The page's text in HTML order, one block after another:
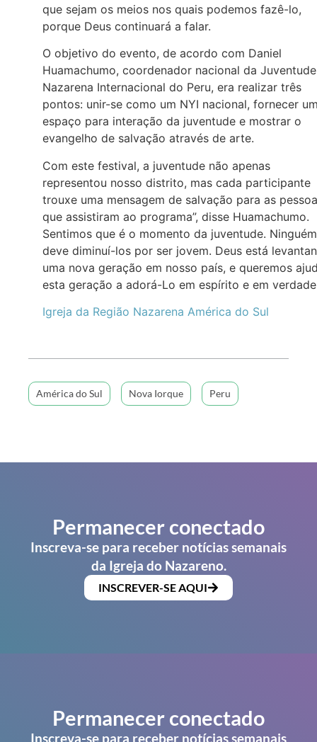
que sejam os meios nos quais podemos fazê-lo,
porque Deus continuará a falar.
O objetivo do evento, de acordo com Daniel
Huamachumo, coordenador nacional da Juventude
Nazarena Internacional do Peru, era realizar três
pontos: unir-se como um NYI nacional, fornecer
espaço para interação da juventude e mostrar o
evangelho de salvação através de arte.
Com este festival, a juventude não apenas
representou nosso distrito, mas cada participante
trouxe uma mensagem de salvação para as
que assistiram ao programa”, disse Huamachumo.
Sentimos que é o momento da juventude. Ninguém
deve diminuí-los por ser jovem. Deus está
uma nova geração em nosso país, e queremos
esta geração a adorá-Lo em espírito e em
Igreja da Região Nazarena América do Sul
América do Sul Nova Iorque Peru
Permanecer conectado
Inscreva-se para receber notícias semanais
da Igreja do Nazareno.
INSCREVER-SE AQUI
Permanecer conectado
Inscreva-se para receber notícias semanais